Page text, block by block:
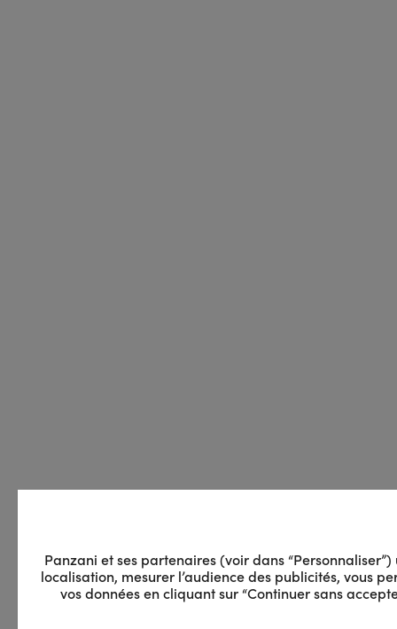
Panzani et ses partenaires (voir dans
localisation, mesurer l’audience des publicités, vous
vos données en cliquant sur “Continuer sans